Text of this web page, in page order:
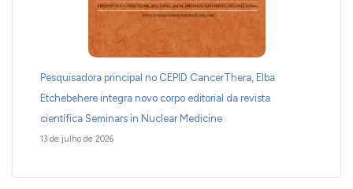
Pesquisadora principal no CEPID CancerThera, Elba
Etchebehere integra novo corpo editorial da revista
científica Seminars in Nuclear Medicine
13 de julho de 2026